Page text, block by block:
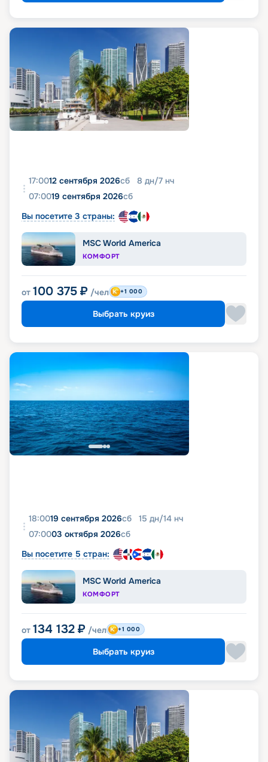
17:0012 сентября 2026сб 8 дн/7 нч
07:0019 сентября 2026сб
Вы посетите 3 страны:
MSC World America
КОМФОРТ
от 100 375 ₽ /чел +1 000
Выбрать круиз
18:0019 сентября 2026сб 15 дн/14 нч
07:0003 октября 2026сб
Вы посетите 5 стран:
MSC World America
КОМФОРТ
от 134 132 ₽ /чел +1 000
Выбрать круиз